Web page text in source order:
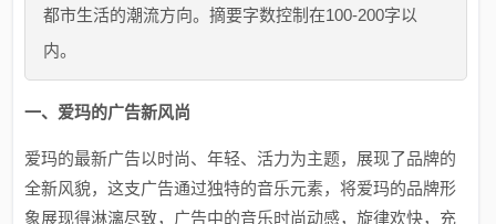
都市生活的潮流方向。摘要字数控制在100-200字以
内。
一、爱玛的广告新风尚
爱玛的最新广告以时尚、年轻、活力为主题，展现了品牌的
全新风貌，这支广告通过独特的音乐元素，将爱玛的品牌形
象展现得淋漓尽致，广告中的音乐时尚动感，旋律欢快，充